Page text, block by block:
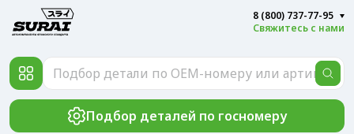
8 (800) 737-77-95
Свяжитесь с нами
Подбор деталей по госномеру